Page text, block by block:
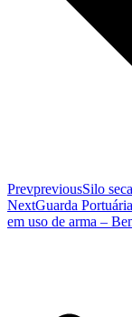
PrevpreviousSilo
NextGuarda
em uso de arma –